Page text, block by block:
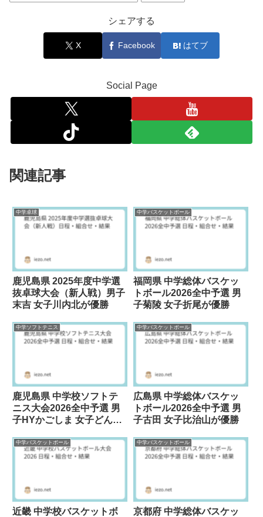
シェアする
X Facebook はてブ
Social Page
関連記事
中学卓球
鹿児島県 2025年度中学選
抜卓球大会（新人戦）男子
末吉 女子川内北が優勝
中学バスケットボール
福岡県 中学総体バスケッ
トボール2026全中予選 男
子菊陵 女子折尾が優勝
中学ソフトテニス
鹿児島県 中学校ソフトテ
ニス大会2026全中予選 男
子HYかごしま 女子どんぐ
中学バスケットボール
広島県 中学総体バスケッ
トボール2026全中予選 男
子古田 女子比治山が優勝
中学バスケットボール
近畿 中学校バスケットボ
中学バスケットボール
京都府 中学総体バスケッ